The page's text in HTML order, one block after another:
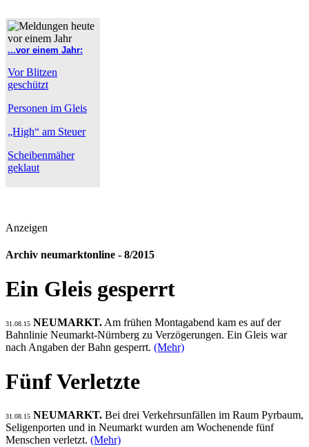
...vor einem Jahr:
Vor Blitzen
geschützt
Personen im Gleis
„High“ am Steuer
Scheibenmäher
geklaut
Anzeigen
Archiv neumarktonline - 8/2015
Ein Gleis gesperrt
31.08.15 NEUMARKT. Am frühen Montagabend kam es auf der
Bahnlinie Neumarkt-Nürnberg zu Verzögerungen. Ein Gleis war
nach Angaben der Bahn gesperrt. (Mehr)
Fünf Verletzte
31.08.15 NEUMARKT. Bei drei Verkehrsunfällen im Raum Pyrbaum,
Seligenporten und in Neumarkt wurden am Wochenende fünf
Menschen verletzt. (Mehr)